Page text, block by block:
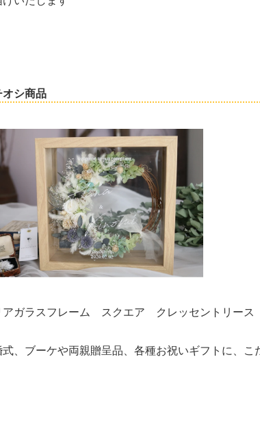
オシ商品
アガラスフレーム スクエア クレッセントリース
、ブーケや両親贈呈品、各種お祝いギフトに、こ